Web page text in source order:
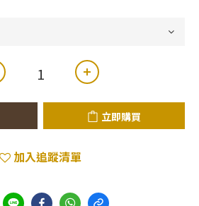
立即購買
加入追蹤清單